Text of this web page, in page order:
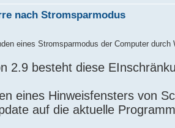
nach Stromsparmodus
eines Stromsparmodus der Computer
2.9 besteht diese
eines Hinweisfensters von
auf die aktuelle